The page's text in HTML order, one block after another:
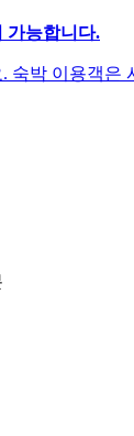
가능합니다.
박 이용객